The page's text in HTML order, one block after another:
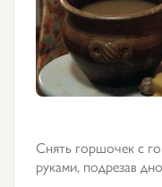
Снять горшочек с
руками, подрезав